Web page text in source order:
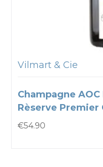
Vilmart & Cie
Champagne
Rèserve Premier
€54.90